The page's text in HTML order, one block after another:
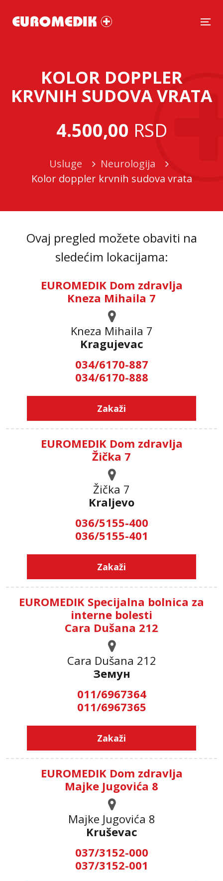
KOLOR DOPPLER
KRVNIH SUDOVA VRATA
4.500,00 RSD
Usluge
Neurologija
Kolor doppler krvnih sudova vrata
Ovaj pregled možete obaviti na
sledećim lokacijama:
EUROMEDIK Dom zdravlja
Kneza Mihaila 7
Kneza Mihaila 7
Kragujevac
034/6170-887
034/6170-888
Zakaži
EUROMEDIK Dom zdravlja
Žička 7
Žička 7
Kraljevo
036/5155-400
036/5155-401
Zakaži
EUROMEDIK Specijalna bolnica za
interne bolesti
Cara Dušana 212
Cara Dušana 212
Земун
011/6967364
011/6967365
Zakaži
EUROMEDIK Dom zdravlja
Majke Jugovića 8
Majke Jugovića 8
Kruševac
037/3152-000
037/3152-001